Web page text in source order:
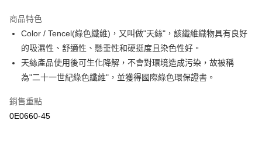
Apple Pay
街口支付
悠遊付
Google Pay
全盈+PAY
商品特色
Color / Tencel(綠色纖維)，又叫做"天絲"，該纖維織物具有良好
的吸濕性、舒適性、懸垂性和硬挺度且染色性好。
天絲產品使用後可生化降解，不會對環境造成污染，故被稱
為"二十一世紀綠色纖維"，並獲得國際綠色環保證書。
銷售重點
0E0660-45